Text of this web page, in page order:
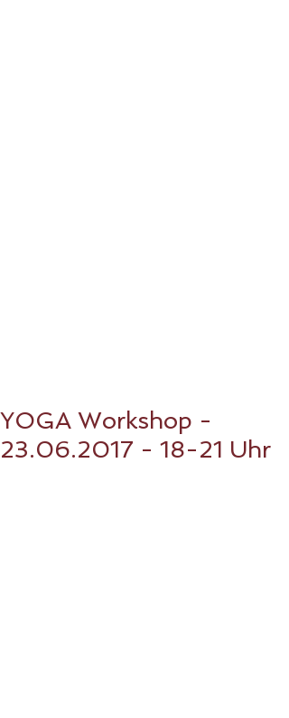
YOGA Workshop -
23.06.2017 - 18-21 Uhr